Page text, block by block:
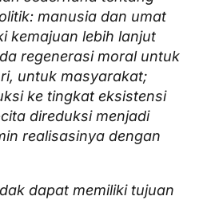
manusia dan umat
kemajuan lebih lanjut
regenerasi moral untuk
untuk masyarakat;
ke tingkat eksistensi
direduksi menjadi
realisasinya dengan
dapat memiliki tujuan